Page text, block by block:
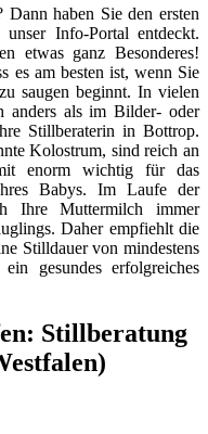
Dann haben Sie den ersten
Info-Portal entdeckt.
etwas ganz Besonderes!
es am besten ist, wenn Sie
saugen beginnt. In vielen
anders als im Bilder- oder
Stillberaterin in Bottrop.
Kolostrum, sind reich an
enorm wichtig für das
Babys. Im Laufe der
Ihre Muttermilch immer
Daher empfiehlt die
Stilldauer von mindestens
gesundes erfolgreiches
Stillberatung